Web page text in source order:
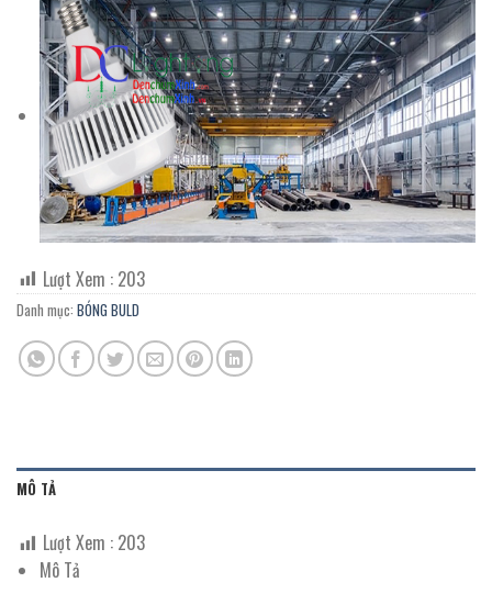
Lượt Xem : 203
Danh mục: BÓNG BULD
MÔ TẢ
Lượt Xem : 203
Mô Tả